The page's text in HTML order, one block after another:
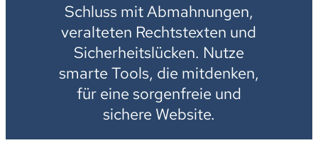
Schluss mit Abmahnungen,
veralteten Rechtstexten und
Sicherheitslücken. Nutze
smarte Tools, die mitdenken,
für eine sorgenfreie und
sichere Website.